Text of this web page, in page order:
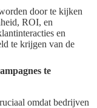
door te kijken
ROI, en
en
te krijgen van de
te
omdat bedrijven